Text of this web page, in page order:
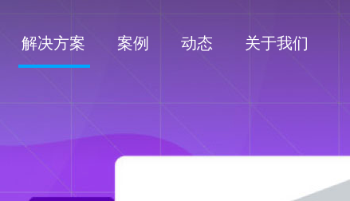
解决方案 案例 动态 关于我们